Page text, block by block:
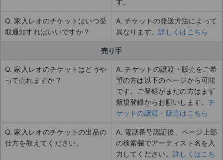
す。
Q. 家入レオのチケットはいつ受
取通知すればいいですか？
A. チケットの発送方法によって
異なります。詳しくはこちら
売り手
Q. 家入レオのチケットはどうや
って売れますか？
A. チケットの譲渡・販売をご希
望の方は以下のページから可能
です。ご登録がまだの方はまず
新規登録からお願いします。 チ
ケットの譲渡・販売はこちら
Q. 家入レオのチケットの出品の
仕方を教えてください。
A. 電話番号認証後、ページ上部
の検索欄でアーティスト名を入
力してください。 詳しくはこち